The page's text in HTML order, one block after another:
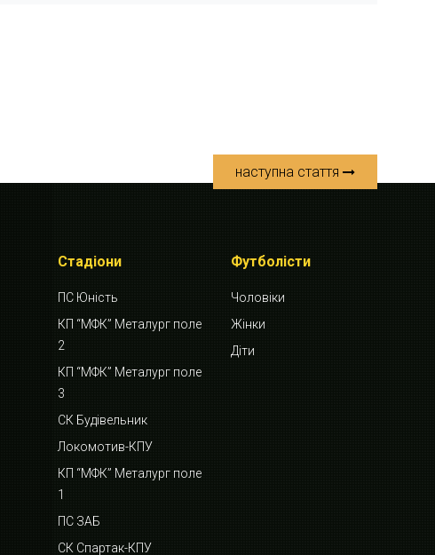
наступна стаття
Стадіони
ПС Юність
КП “МФК” Металург поле
2
КП “МФК” Металург поле
3
СК Будівельник
Локомотив-КПУ
КП “МФК” Металург поле
1
ПС ЗАБ
СК Спартак-КПУ
Футболісти
Чоловіки
Жінки
Діти